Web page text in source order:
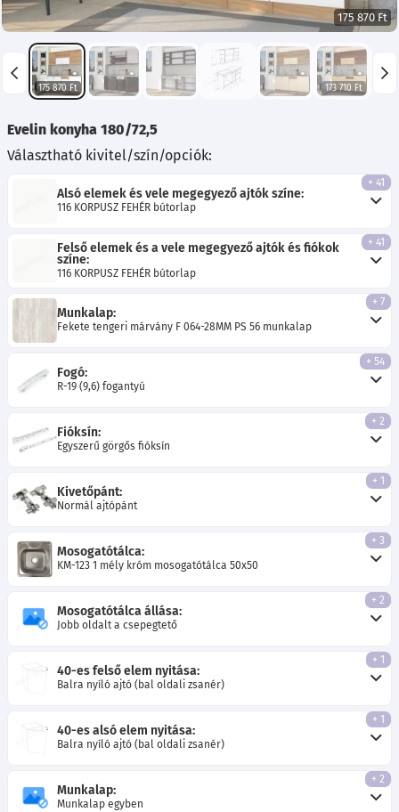
175 870 Ft
175 870 Ft 173 710 Ft
Evelin konyha 180/72,5
Választható kivitel/szín/opciók:
Alsó elemek és vele megegyező ajtók színe:
116 KORPUSZ FEHÉR bútorlap
+ 41
Felső elemek és a vele megegyező ajtók és fiókok
színe:
116 KORPUSZ FEHÉR bútorlap
+ 41
Munkalap:
Fekete tengeri márvány F 064-28MM PS 56 munkalap
+ 7
Fogó:
R-19 (9,6) fogantyú
+ 54
Fióksín:
Egyszerű görgős fióksín
+ 2
Kivetőpánt:
Normál ajtópánt
+ 1
Mosogatótálca:
KM-123 1 mély króm mosogatótálca 50x50
+ 3
Mosogatótálca állása:
Jobb oldalt a csepegtető
+ 2
40-es felső elem nyitása:
Balra nyíló ajtó (bal oldali zsanér)
+ 1
40-es alsó elem nyitása:
Balra nyíló ajtó (bal oldali zsanér)
+ 1
Munkalap:
Munkalap egyben
+ 2